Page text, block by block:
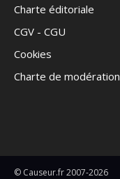
Charte éditoriale
CGV - CGU
Cookies
Charte de modération
© Causeur.fr 2007-2026